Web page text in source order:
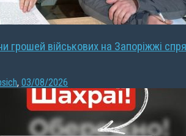
грошей військових на Запоріжжі
, 03/08/2026